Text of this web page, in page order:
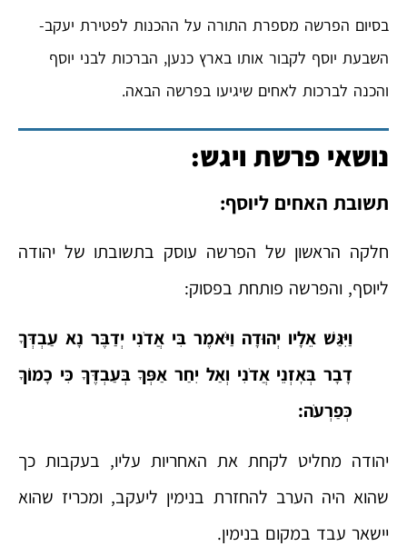
בסיום הפרשה מספרת התורה על ההכנות לפטירת יעקב-
השבעת יוסף לקבור אותו בארץ כנען, הברכות לבני יוסף
והכנה לברכות לאחים שיגיעו בפרשה הבאה.
נושאי פרשת ויגש:
תשובת האחים ליוסף:
חלקה הראשון של הפרשה עוסק בתשובתו של יהודה
ליוסף, והפרשה פותחת בפסוק:
וַיִּגַּשׁ אֵלָיו יְהוּדָה וַיֹּאמֶר בִּי אֲדֹנִי יְדַבֶּר נָא עַבְדְּךָ
דָבָר בְּאׇזְנֵי אֲדֹנִי וְאַל יִחַר אַפְּךָ בְּעַבְדֶּךָ כִּי כָמוֹךָ
כְּפַרְעֹה:
יהודה מחליט לקחת את האחריות עליו, בעקבות כך
שהוא היה הערב להחזרת בנימין ליעקב, ומכריז שהוא
יישאר עבד במקום בנימין.